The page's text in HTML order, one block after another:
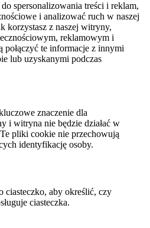
spersonalizowania treści i reklam,
i analizować ruch w naszej
korzystasz z naszej witryny,
reklamowym i
połączyć te informacje z innymi
lub uzyskanymi podczas
znaczenie dla
i witryna nie będzie działać w
pliki cookie nie przechowują
identyfikację osoby.
ciasteczko, aby określić, czy
ciasteczka.